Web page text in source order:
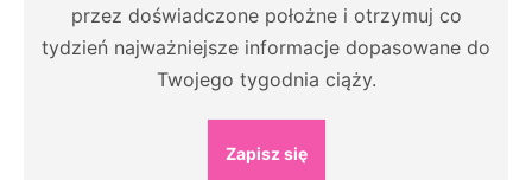
przez doświadczone położne i otrzymuj co
tydzień najważniejsze informacje dopasowane do
Twojego tygodnia ciąży.
Zapisz się